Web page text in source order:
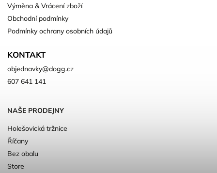
Výměna & Vrácení zboží
Obchodní podmínky
Podmínky ochrany osobních údajů
KONTAKT
objednavky@dogg.cz
607 641 141
NAŠE PRODEJNY
Holešovická tržnice
Říčany
Bez obalu
Store